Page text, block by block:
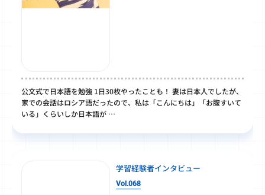
公文式で日本語を勉強 1日30枚やったことも！ 妻は日本人でしたが、
家での会話はロシア語だったので、私は「こんにちは」「お腹すいて
いる」くらいしか日本語が …
学習経験者インタビュー
Vol.068